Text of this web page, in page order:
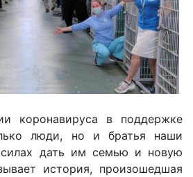
коронавируса в поддержке
люди, но и братья наши
дать им семью и новую
история, произошедшая